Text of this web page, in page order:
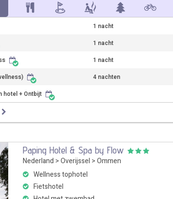
1 nacht
1 nacht
1 nacht
4 nachten
hotel + Ontbijt
Paping Hotel & Spa by Flow
Nederland > Overijssel > Ommen
Wellness tophotel
Fietshotel